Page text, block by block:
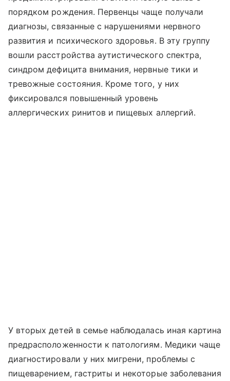
порядком рождения. Первенцы чаще получали
диагнозы, связанные с нарушениями нервного
развития и психического здоровья. В эту группу
вошли расстройства аутистического спектра,
синдром дефицита внимания, нервные тики и
тревожные состояния. Кроме того, у них
фиксировался повышенный уровень
аллергических ринитов и пищевых аллергий.
У вторых детей в семье наблюдалась иная картина
предрасположенности к патологиям. Медики чаще
диагностировали у них мигрени, проблемы с
пищеварением, гастриты и некоторые заболевания